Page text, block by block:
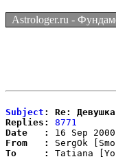
Astrologer.ru -
Subject : Re:
Replies:
8771
Date   :
From   :
SergOk
To     :